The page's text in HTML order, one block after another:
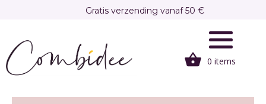
inhoud
gaan
Gratis verzending vanaf 50 €
0 items